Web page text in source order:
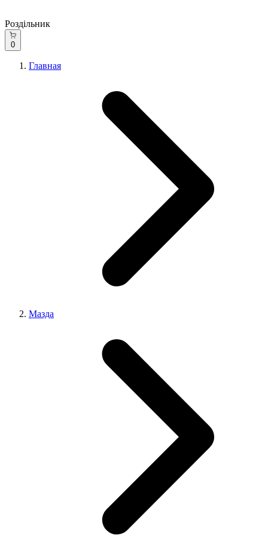
Роздільник
0
Главная
Мазда